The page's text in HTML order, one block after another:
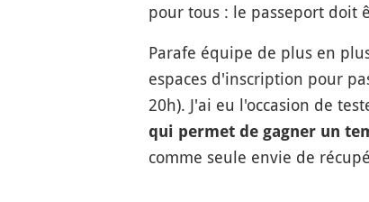
pour tous : le passeport doit
Parafe équipe de plus en
espaces d'inscription pour
20h). J'ai eu l'occasion de
qui permet de gagner un
comme seule envie de